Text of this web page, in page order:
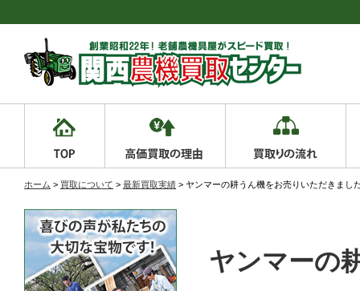
ホーム > 買取について > 最新買取実績 > ヤンマーの耕うん機をお売りいただきまし
ヤンマーの